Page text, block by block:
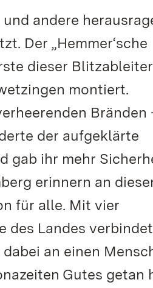
andere
Der „Hemmer‘sche
dieser Blitzableiter
montiert.
Bränden
der aufgeklärte
gab ihr mehr
erinnern an
für alle. Mit vier
des Landes verbindet
an einen
Gutes getan